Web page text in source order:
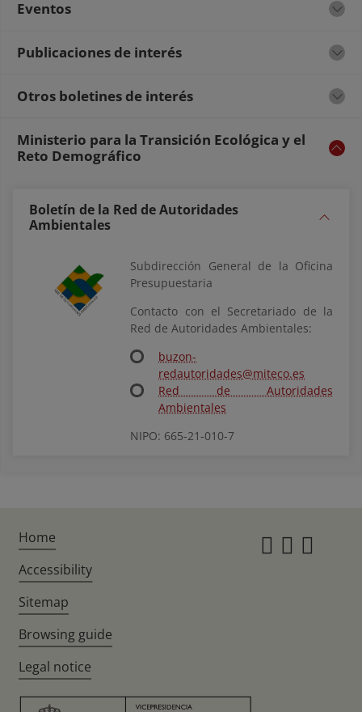
Eventos
Publicaciones de interés
Otros boletines de interés
Ministerio para la Transición Ecológica y el
Reto Demográfico
Boletín de la Red de Autoridades
Ambientales
Subdirección General de la Oficina
Presupuestaria
Contacto con el Secretariado de la
Red de Autoridades Ambientales:
buzon-
redautoridades@miteco.es
Red de Autoridades
Ambientales
NIPO: 665-21-010-7
Home
Accessibility
Sitemap
Browsing guide
Legal notice